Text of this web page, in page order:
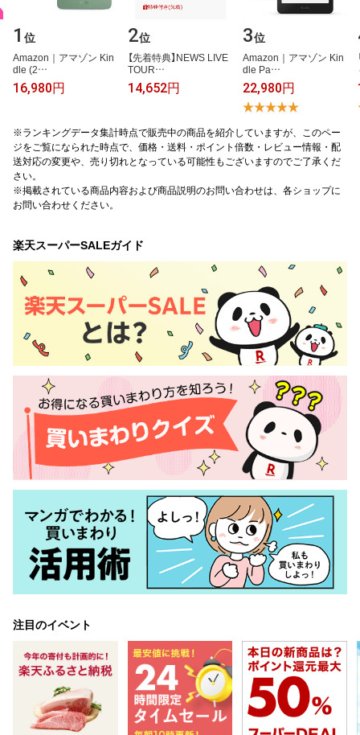
1 位
A​m​a​z​o​n​｜​ア​マ​ゾ​ン​ ​K​i​n​
d​l​e​ ​(​2​…
16,980円
2位
【​先​着​特​典​】​N​E​W​S​ ​L​I​V​E​ ​
T​O​U​R​…
14,652円
3位
A​m​a​z​o​n​｜​ア​マ​ゾ​ン​ ​K​i​n​
d​l​e​ ​P​a​…
22,980円
※ランキングデータ集計時点で販売中の商品を紹介していますが、このペー
ジをご覧になられた時点で、価格・送料・ポイント倍数・レビュー情報・配
送対応の変更や、売り切れとなっている可能性もございますのでご了承くだ
さい。
※掲載されている商品内容および商品説明のお問い合わせは、各ショップに
お問い合わせください。
楽天スーパーSALEガイド
注目のイベント